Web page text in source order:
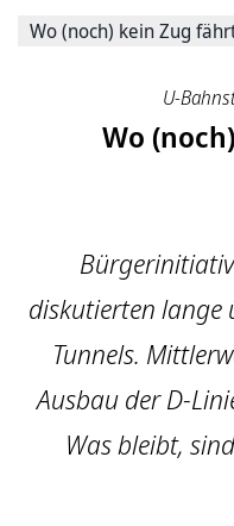
Wo (noch) kein Zug
U-
Wo
diskutierten lange
Tunnels.
Ausbau der D-
Was bleibt,